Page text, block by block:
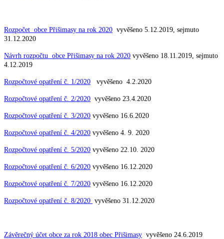
Rozpočet obce Přišimasy na rok 2020 vyvěšeno 5.12.2019, sejmuto
31.12.2020
Návrh rozpočtu obce Přišimasy na rok 2020 vyvěšeno 18.11.2019, sejmuto
4.12.2019
Rozpočtové opatření č. 1/2020 vyvěšeno 4.2.2020
Rozpočtové opatření č. 2/2020 vyvěšeno 23.4.2020
Rozpočtové opatření č. 3/2020 vyvěšeno 16.6.2020
Rozpočtové opatření č. 4/2020 vyvěšeno 4. 9. 2020
Rozpočtové opatření č. 5/2020 vyvěšeno 22.10. 2020
Rozpočtové opatření č. 6/2020 vyvěšeno 16.12.2020
Rozpočtové opatření č. 7/2020 vyvěšeno 16.12.2020
Rozpočtové opatření č. 8/2020 vyvěšeno 31.12.2020
Závěrečný účet obce za rok 2018 obec Přišimasy vyvěšeno 24.6.2019